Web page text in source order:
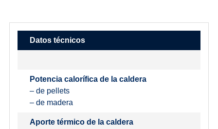
Datos técnicos
Potencia calorífica de la caldera
– de pellets
– de madera
Aporte térmico de la caldera